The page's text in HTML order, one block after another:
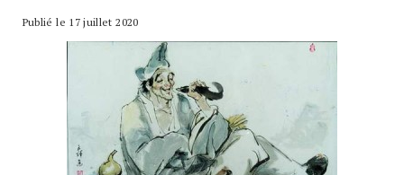
Publié le 17 juillet 2020